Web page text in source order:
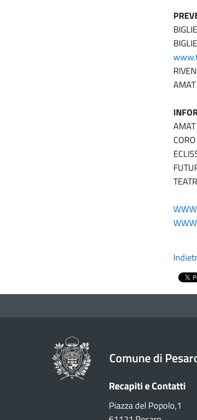
Comune di
Recapiti e Contatti
Piazza del Popolo,1